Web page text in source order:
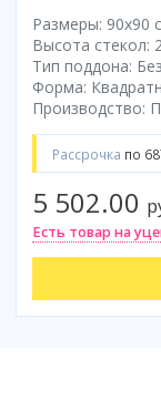
Размеры: 90x90
Высота стекол:
Тип поддона:
Форма:
Производство:
Рассрочка по
5 502.00
Есть товар на